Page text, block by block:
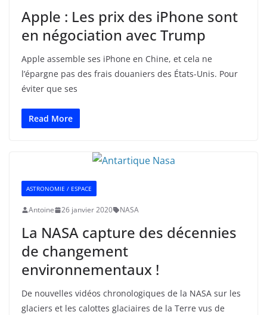
Apple : Les prix des iPhone sont
en négociation avec Trump
Apple assemble ses iPhone en Chine, et cela ne
l’épargne pas des frais douaniers des États-Unis. Pour
éviter que ses
Read More
ASTRONOMIE / ESPACE
Antoine 26 janvier 2020 NASA
La NASA capture des décennies
de changement
environnementaux !
De nouvelles vidéos chronologiques de la NASA sur les
glaciers et les calottes glaciaires de la Terre vus de